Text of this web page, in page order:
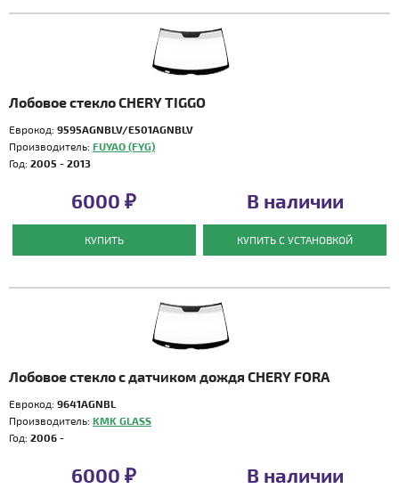
Лобовое стекло CHERY TIGGO
Еврокод: 9595AGNBLV/E501AGNBLV
Производитель: FUYAO (FYG)
Год: 2005 - 2013
6000 ₽
КУПИТЬ
В наличии
КУПИТЬ С УСТАНОВКОЙ
Лобовое стекло с датчиком дождя CHERY FORA
Еврокод: 9641AGNBL
Производитель: KMK GLASS
Год: 2006 -
6000 ₽ В наличии